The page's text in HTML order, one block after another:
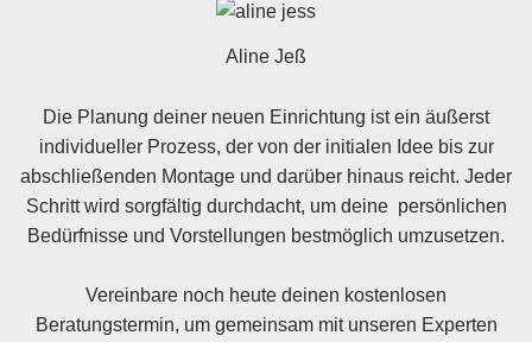
Aline Jeß
Die Planung deiner neuen Einrichtung ist ein äußerst
individueller Prozess, der von der initialen Idee bis zur
abschließenden Montage und darüber hinaus reicht. Jeder
Schritt wird sorgfältig durchdacht, um deine persönlichen
Bedürfnisse und Vorstellungen bestmöglich umzusetzen.
Vereinbare noch heute deinen kostenlosen
Beratungstermin, um gemeinsam mit unseren Experten